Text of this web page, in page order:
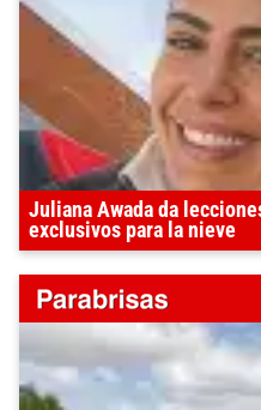
Juliana Awada da
exclusivos para la nieve